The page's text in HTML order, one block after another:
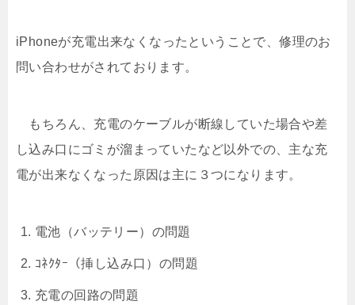
iPhoneが充電出来なくなったということで、修理のお
問い合わせがされております。
もちろん、充電のケーブルが断線していた場合や差
し込み口にゴミが溜まっていたなど以外での、主な充
電が出来なくなった原因は主に３つになります。
電池（バッテリー）の問題
ｺﾈｸﾀｰ（挿し込み口）の問題
充電の回路の問題